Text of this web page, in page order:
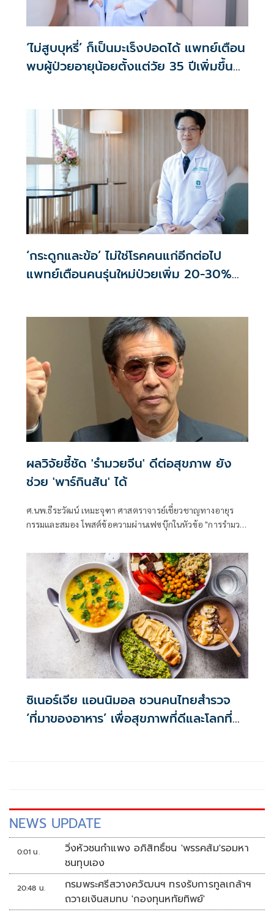
‘ไม่สูบบุหรี่’ ก็เป็นมะเร็งปอดได้ แพทย์เตือน
พบผู้ป่วยอายุน้อยตั้งแต่วัย 35 ปีเพิ่มขึ้น
‘กระดูกและข้อ’ ไม่ใช่โรคคนแก่อีกต่อไป
แพทย์เตือนคนรุ่นใหม่ป่วยเพิ่ม 20-30%
ผลวิจัยชี้ชัด 'รำมวยจีน' ดีต่อสุขภาพ ยัง
ช่วย 'พาร์กินสัน' ได้
ศ.นพ.ธีระวัฒน์ เหมะจุฑา ศาสตราจารย์เชี่ยวชาญทางอายุร
กรรมและสมอง โพสต์ข้อความผ่านเฟซบุ๊กในหัวข้อ "การรำมวย
ซิเนอร์เจีย แอนนิมอล ชวนคนไทยสำรวจ
‘ที่มาของอาหาร’ เพื่อสุขภาพที่ดีและโลกที่
NEWS UPDATE
0:01 น.
วิ่งหัวชนกำแพง อภิสิทธิ์ชน 'พรรคส้ม'รอมหา
ชนทุบเอง
20:48 น.
กรมพระศรีสวางควัฒนฯ ทรงรับการทูลเกล้าฯ
ถวายเงินสมทบ 'กองทุนหทัยทิพย์'